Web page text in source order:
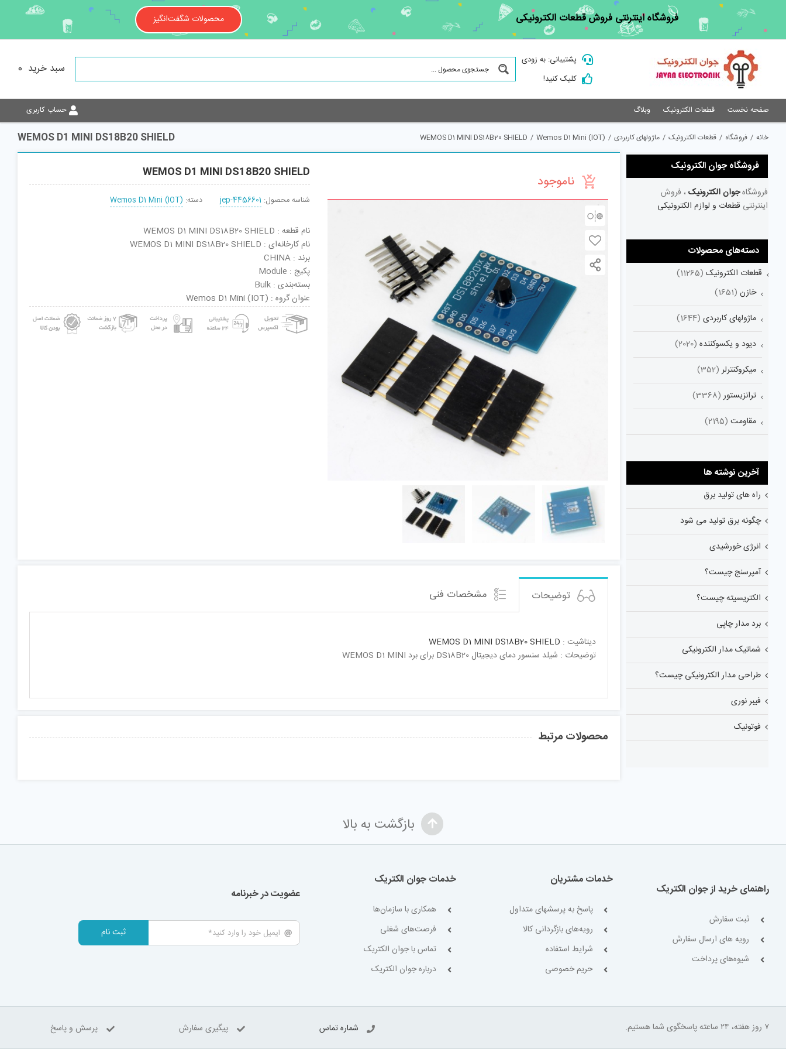
content
فروشگاه اینترنتی فروش قطعات الکترونیکی محصولات شگفت‌انگیز
پشتیبانی: به زودی
کلیک کنید!
سبد خرید 0
صفحه نخست قطعات الکترونیک وبلاگ حساب کاربری
WEMOS D1 MINI DS18B20 SHIELD خانه / فروشگاه / قطعات الکترونیک / ماژولهای کاربردی /
Wemos D1 Mini (IOT)
/
WEMOS D1 MINI DS18B20 SHIELD
ناموجود WEMOS D1 MINI DS18B20 SHIELD
شناسه محصول: jep-4456601 دسته: Wemos D1 Mini (IOT)
نام قطعه : WEMOS D1 MINI DS18B20 SHIELD
نام کارخانه‌ای : WEMOS D1 MINI DS18B20 SHIELD
برند : CHINA
پکیج : Module
بسته‌بندی : Bulk
عنوان گروه : Wemos D1 Mini (IOT)
توضیحات مشخصات فنی
دیتاشیت : WEMOS D1 MINI DS18B20 SHIELD
توضیحات : شیلد سنسور دمای دیجیتال DS18B20 برای برد WEMOS D1 MINI
محصولات مرتبط
فروشگاه جوان الکترونیک
فروشگاهجوان الکترونیک ، فروش
اینترنتی قطعات و لوازم الکترونیکی
دسته‌های محصولات
قطعات الکترونیک (11265)
خازن (1651)
ماژولهای کاربردی (1644)
دیود و یکسوکننده (2020)
میکروکنترلر (352)
ترانزیستور (3368)
مقاومت (2195)
آخرین نوشته ها
راه های تولید برق
چگونه برق تولید می شود
انرژی خورشیدی
آمپرسنج چیست؟
الکتریسیته چیست؟
برد مدار چاپی
شماتیک مدار الکترونیکی
طراحی مدار الکترونیکی چیست؟
فیبر نوری
فوتونیک
بازگشت به بالا
راهنمای خرید از جوان الکتریک
ثبت سفارش
رویه های ارسال سفارش
شیوه‌های پرداخت
خدمات مشتریان
پاسخ به پرسشهای متداول
رویه‌های بازگردانی کالا
شرایط استفاده
حریم خصوصی
خدمات جوان الکتریک
همکاری با سازمان‌ها
فرصت‌های شغلی
تماس با جوان الکتریک
درباره جوان الکتریک
عضویت در خبرنامه
ثبت نام
۷ روز هفته، ۲۴ ساعته پاسخگوی شما هستیم. شماره تماس پیگیری سفارش پرسش و پاسخ